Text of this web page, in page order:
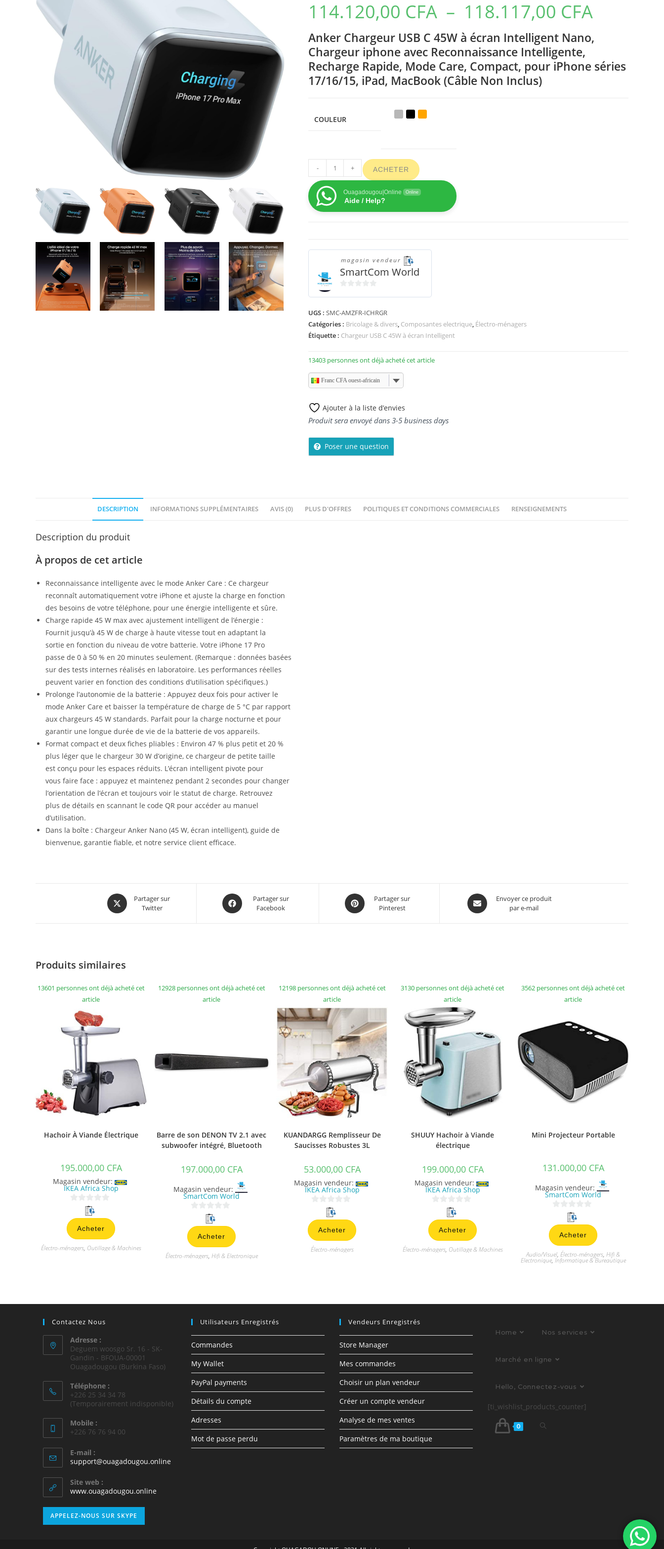
114.120,00 CFA – 118.117,00 CFA
Anker Chargeur USB C 45W à écran Intelligent Nano,
Chargeur iphone avec Reconnaissance Intelligente,
Recharge Rapide, Mode Care, Compact, pour iPhone séries
17/16/15, iPad, MacBook (Câble Non Inclus)
COULEUR
- + ACHETER
Ouagadougou|Online Online
Aide / Help?
magasin vendeur
SmartCom World
u
r
5
UGS : SMC-AMZFR-ICHRGR
Catégories : Bricolage & divers, Composantes electrique, Électro-ménagers
Étiquette : Chargeur USB C 45W à écran Intelligent
13403 personnes ont déjà acheté cet article
Franc CFA ouest-africain
Ajouter à la liste d’envies
Produit sera envoyé dans 3-5 business days
Poser une question
DESCRIPTION INFORMATIONS SUPPLÉMENTAIRES AVIS (0) PLUS D'OFFRES POLITIQUES ET CONDITIONS COMMERCIALES RENSEIGNEMENTS
Description du produit
À propos de cet article
Reconnaissance intelligente avec le mode Anker Care : Ce chargeur
reconnaît automatiquement votre iPhone et ajuste la charge en fonction
des besoins de votre téléphone, pour une énergie intelligente et sûre.
Charge rapide 45 W max avec ajustement intelligent de l’énergie :
Fournit jusqu’à 45 W de charge à haute vitesse tout en adaptant la
sortie en fonction du niveau de votre batterie. Votre iPhone 17 Pro
passe de 0 à 50 % en 20 minutes seulement. (Remarque : données basées
sur des tests internes réalisés en laboratoire. Les performances réelles
peuvent varier en fonction des conditions d’utilisation spécifiques.)
Prolonge l’autonomie de la batterie : Appuyez deux fois pour activer le
mode Anker Care et baisser la température de charge de 5 °C par rapport
aux chargeurs 45 W standards. Parfait pour la charge nocturne et pour
garantir une longue durée de vie de la batterie de vos appareils.
Format compact et deux fiches pliables : Environ 47 % plus petit et 20 %
plus léger que le chargeur 30 W d’origine, ce chargeur de petite taille
est conçu pour les espaces réduits. L’écran intelligent pivote pour
vous faire face : appuyez et maintenez pendant 2 secondes pour changer
l’orientation de l’écran et toujours voir le statut de charge. Retrouvez
plus de détails en scannant le code QR pour accéder au manuel
d’utilisation.
Dans la boîte : Chargeur Anker Nano (45 W, écran intelligent), guide de
bienvenue, garantie fiable, et notre service client efficace.
Partager sur
Twitter
Partager sur
Facebook
Partager sur
Pinterest
Envoyer ce produit
par e-mail
Produits similaires
13601 personnes ont déjà acheté cet
article
Hachoir À Viande Électrique
195.000,00 CFA
Magasin vendeur:
IKEA Africa Shop
s
r
5
Acheter
Électro-ménagers, Outillage & Machines
12928 personnes ont déjà acheté cet
article
Barre de son DENON TV 2.1 avec
subwoofer intégré, Bluetooth
197.000,00 CFA
Magasin vendeur:
SmartCom World
s
r
5
Acheter
Électro-ménagers, Hifi & Electronique
12198 personnes ont déjà acheté cet
article
KUANDARGG Remplisseur De
Saucisses Robustes 3L
53.000,00 CFA
Magasin vendeur:
IKEA Africa Shop
s
r
5
Acheter
Électro-ménagers
3130 personnes ont déjà acheté cet
article
SHUUY Hachoir à Viande
électrique
199.000,00 CFA
Magasin vendeur:
IKEA Africa Shop
s
r
5
Acheter
Électro-ménagers, Outillage & Machines
3562 personnes ont déjà acheté cet
article
Mini Projecteur Portable
131.000,00 CFA
Magasin vendeur:
SmartCom World
s
r
5
Acheter
Audio/Visuel, Électro-ménagers, Hifi &
Electronique, Informatique & Bureautique
Contactez Nous
Adresse :
Deguem woosgo Sr. 16 - SK-
Gandin - BFOUA-00001
Ouagadougou (Burkina Faso)
Téléphone :
+226 25 34 34 78
(Temporairement indisponible)
Mobile :
+226 76 76 94 00
E-mail :
support@ouagadougou.online
Site web :
www.ouagadougou.online
APPELEZ-NOUS SUR SKYPE
Utilisateurs Enregistrés
Commandes
My Wallet
PayPal payments
Détails du compte
Adresses
Mot de passe perdu
Vendeurs Enregistrés
Store Manager
Mes commandes
Choisir un plan vendeur
Créer un compte vendeur
Analyse de mes ventes
Paramètres de ma boutique
Home Nos services
Marché en ligne
Hello, Connectez-vous
[ti_wishlist_products_counter]
0